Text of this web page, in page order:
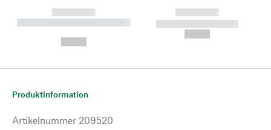
------------
----------- ----------- --------
------------
----------- -----------
Produktinformation
Artikelnummer 209520